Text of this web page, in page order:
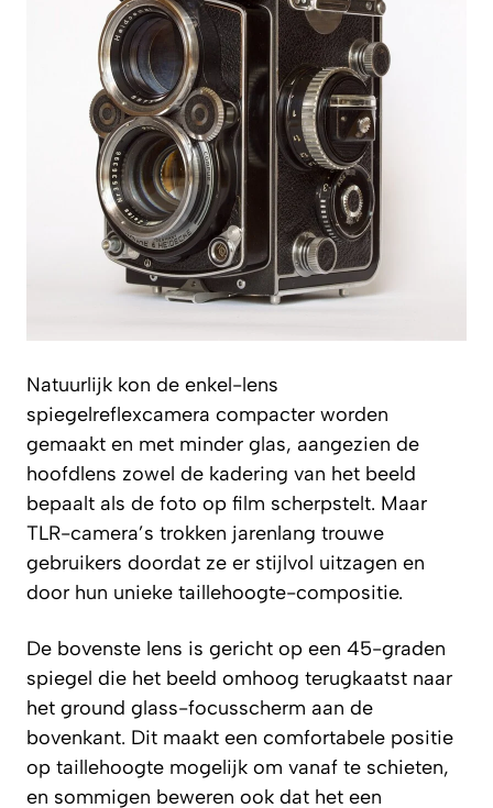
Natuurlijk kon de enkel-lens
spiegelreflexcamera compacter worden
gemaakt en met minder glas, aangezien de
hoofdlens zowel de kadering van het beeld
bepaalt als de foto op film scherpstelt. Maar
TLR-camera’s trokken jarenlang trouwe
gebruikers doordat ze er stijlvol uitzagen en
door hun unieke taillehoogte-­compositie.
De bovenste lens is gericht op een 45-graden
spiegel die het beeld omhoog terugkaatst naar
het ground glass-focusscherm aan de
bovenkant. Dit maakt een comfortabele positie
op taillehoogte mogelijk om vanaf te schieten,
en sommigen beweren ook dat het een